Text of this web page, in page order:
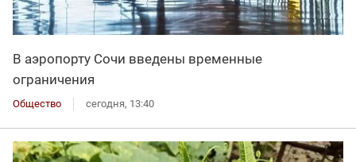
В аэропорту Сочи введены временные
ограничения
Общество сегодня, 13:40